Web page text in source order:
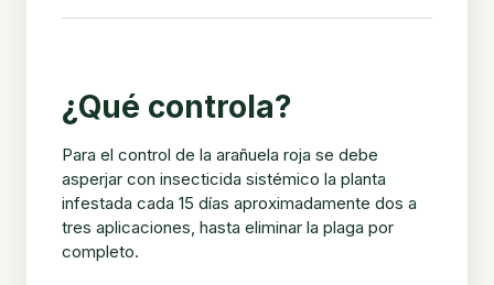
¿Qué controla?
Para el control de la arañuela roja se debe
asperjar con insecticida sistémico la planta
infestada cada 15 días aproximadamente dos a
tres aplicaciones, hasta eliminar la plaga por
completo.